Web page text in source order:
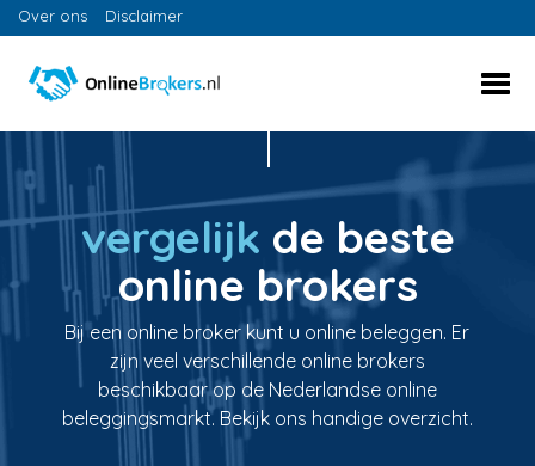
Over ons Disclaimer
vergelijk de beste
online brokers
Bij een online broker kunt u online beleggen. Er
zijn veel verschillende online brokers
beschikbaar op de Nederlandse online
beleggingsmarkt. Bekijk ons handige overzicht.